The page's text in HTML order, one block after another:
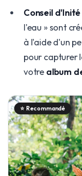
Conseil d'Inité
l'eau » sont
à l'aide d'un
pour capturer
votre album
⭐ Recommandé